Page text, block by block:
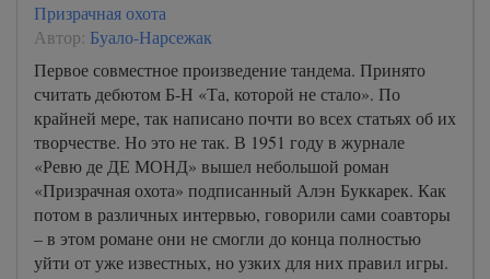
Призрачная охота
Автор: Буало-Нарсежак
Первое совместное произведение тандема. Принято
считать дебютом Б-Н «Та, которой не стало». По
крайней мере, так написано почти во всех статьях об их
творчестве. Но это не так. В 1951 году в журнале
«Ревю де ДЕ МОНД» вышел небольшой роман
«Призрачная охота» подписанный Алэн Буккарек. Как
потом в различных интервью, говорили сами соавторы
– в этом романе они не смогли до конца полностью
уйти от уже известных, но узких для них правил игры.